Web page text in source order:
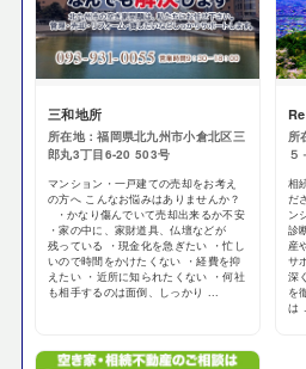
三和地所
所在地：福岡県北九州市小倉北区三
郎丸3丁目6-20 503号
マンション・一戸建ての売却をお考え
の方へ こんなお悩みはありませんか？
・かなり傷んでいて売却出来るか不安
・家の中に、家財道具、仏壇などが
残っている ・現金化を急ぎたい ・忙し
いので時間をかけたくない ・経費を抑
えたい ・近所に知られたくない ・何社
も相手するのは面倒、しっかり ...
所
５
相
だ
ン
診
産
サ
深
を
は